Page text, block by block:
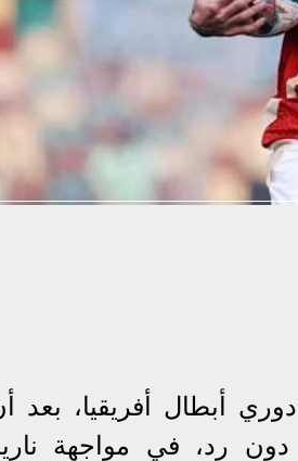
أبطال أفريقيا، بعد
رد، في مواجهة